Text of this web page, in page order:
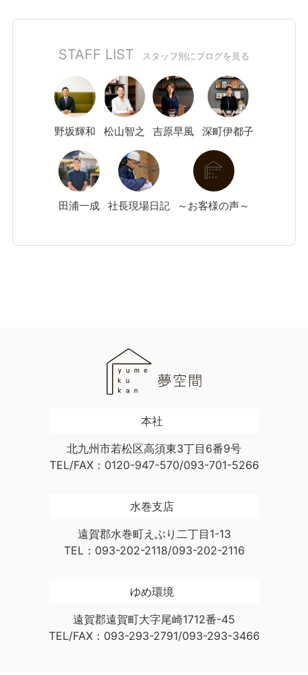
STAFF LIST スタッフ別にブログを見る
野坂輝和 松山智之 吉原早風 深町伊都子
田浦一成 社長現場日記 ～お客様の声～
本社
北九州市若松区高須東3丁目6番9号
TEL/FAX：0120-947-570/093-701-5266
水巻支店
遠賀郡水巻町えぶり二丁目1-13
TEL：093-202-2118/093-202-2116
ゆめ環境
遠賀郡遠賀町大字尾崎1712番-45
TEL/FAX：093-293-2791/093-293-3466